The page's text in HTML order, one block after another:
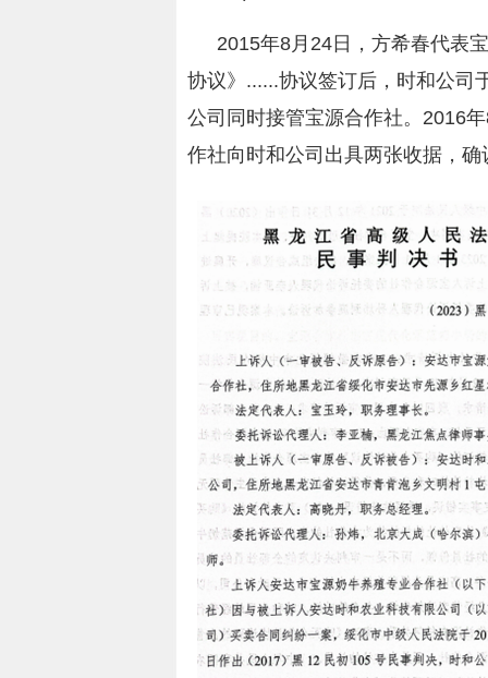
2015年8月24日，方希春代表
协议》......协议签订后，时和公司
公司同时接管宝源合作社。2016
作社向时和公司出具两张收据，